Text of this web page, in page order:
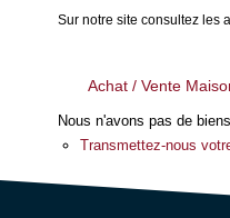
Sur notre site consultez les
Achat / Vente
Nous n'avons pas de
Transmettez-nous